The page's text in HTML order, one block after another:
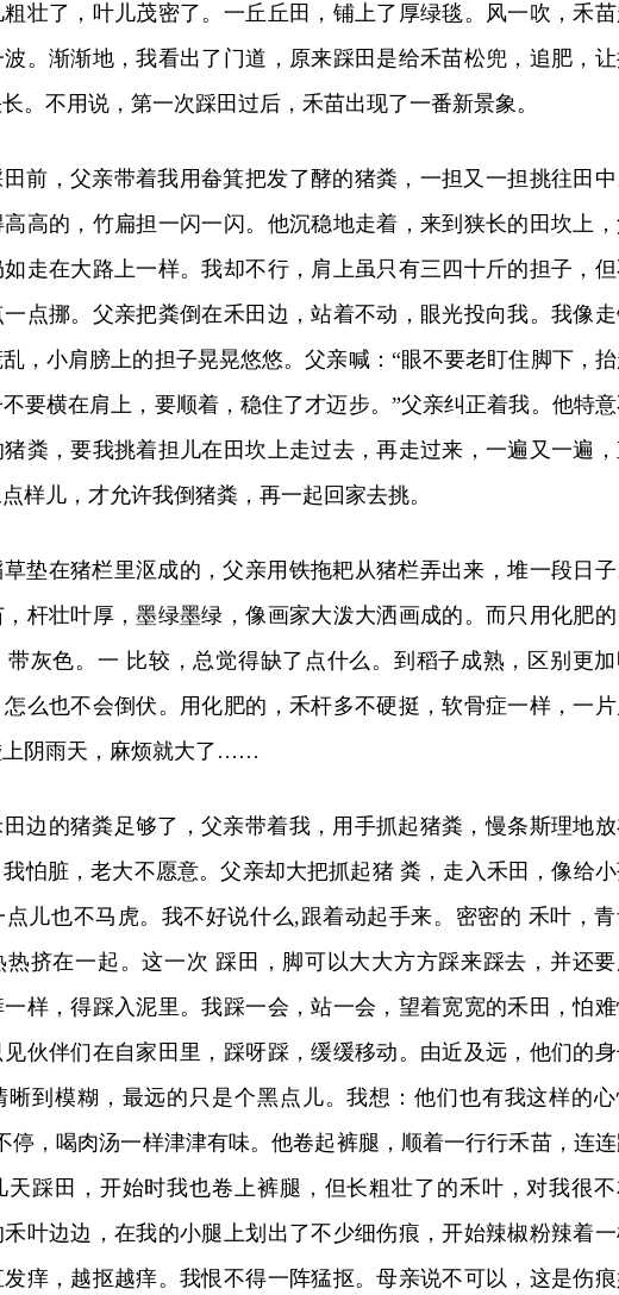
壮了，叶儿茂密了。一丘丘田，铺上了厚绿毯。风一吹，禾苗
。渐渐地，我看出了门道，原来踩田是给禾苗松兜，追肥，
。不用说，第一次踩田过后，禾苗出现了一番新景象。
前，父亲带着我用畚箕把发了酵的猪粪，一担又一担挑往田中
高的，竹扁担一闪一闪。他沉稳地走着，来到狭长的田坎上
走在大路上一样。我却不行，肩上虽只有三四十斤的担子，
点挪。父亲把粪倒在禾田边，站着不动，眼光投向我。我像走
，小肩膀上的担子晃晃悠悠。父亲喊：“眼不要老盯住脚下，抬
要横在肩上，要顺着，稳住了才迈步。”父亲纠正着我。他特
粪，要我挑着担儿在田坎上走过去，再走过来，一遍又一遍
样儿，才允许我倒猪粪，再一起回家去挑。
垫在猪栏里沤成的，父亲用铁拖耙从猪栏弄出来，堆一段日子
杆壮叶厚，墨绿墨绿，像画家大泼大洒画成的。而只用化肥的
带灰色。一 比较，总觉得缺了点什么。到稻子成熟，区别更加
么也不会倒伏。用化肥的，禾杆多不硬挺，软骨症一样，一
上阴雨天，麻烦就大了……
田边的猪粪足够了，父亲带着我，用手抓起猪粪，慢条斯理地
怕脏，老大不愿意。父亲却大把抓起猪 粪，走入禾田，像给
点儿也不马虎。我不好说什么,跟着动起手来。密密的 禾叶，
热挤在一起。这一次 踩田，脚可以大大方方踩来踩去，并还要
样，得踩入泥里。我踩一会，站一会，望着宽宽的禾田，怕
伙伴们在自家田里，踩呀踩，缓缓移动。由近及远，他们的
晰到模糊，最远的只是个黑点儿。我想：他们也有我这样的
停，喝肉汤一样津津有味。他卷起裤腿，顺着一行行禾苗，连
天踩田，开始时我也卷上裤腿，但长粗壮了的禾叶，对我很不
叶边边，在我的小腿上划出了不少细伤痕，开始辣椒粉辣着
痒，越抠越痒。我恨不得一阵猛抠。母亲说不可以，这是伤